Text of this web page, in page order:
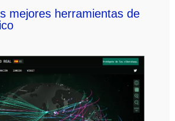
mejores herramientas de